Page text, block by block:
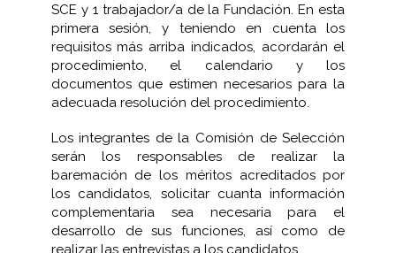
SCE y 1 trabajador/a de la Fundación. En esta
primera sesión, y teniendo en cuenta los
requisitos más arriba indicados, acordarán el
procedimiento, el calendario y los
documentos que estimen necesarios para la
adecuada resolución del procedimiento.
Los integrantes de la Comisión de Selección
serán los responsables de realizar la
baremación de los méritos acreditados por
los candidatos, solicitar cuanta información
complementaria sea necesaria para el
desarrollo de sus funciones, así como de